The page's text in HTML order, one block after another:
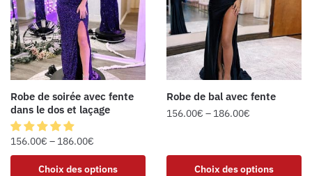
Robe de soirée avec fente
dans le dos et laçage
156.00€ – 186.00€
Choix des options
Robe de bal avec fente
156.00€ – 186.00€
Choix des options